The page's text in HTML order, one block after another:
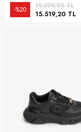
15.519,20 TL
19.399,00 TL
%20